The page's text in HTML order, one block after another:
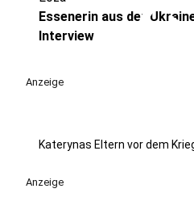
Essenerin aus der
Interview
Anzeige
Katerynas Eltern vor dem
Anzeige